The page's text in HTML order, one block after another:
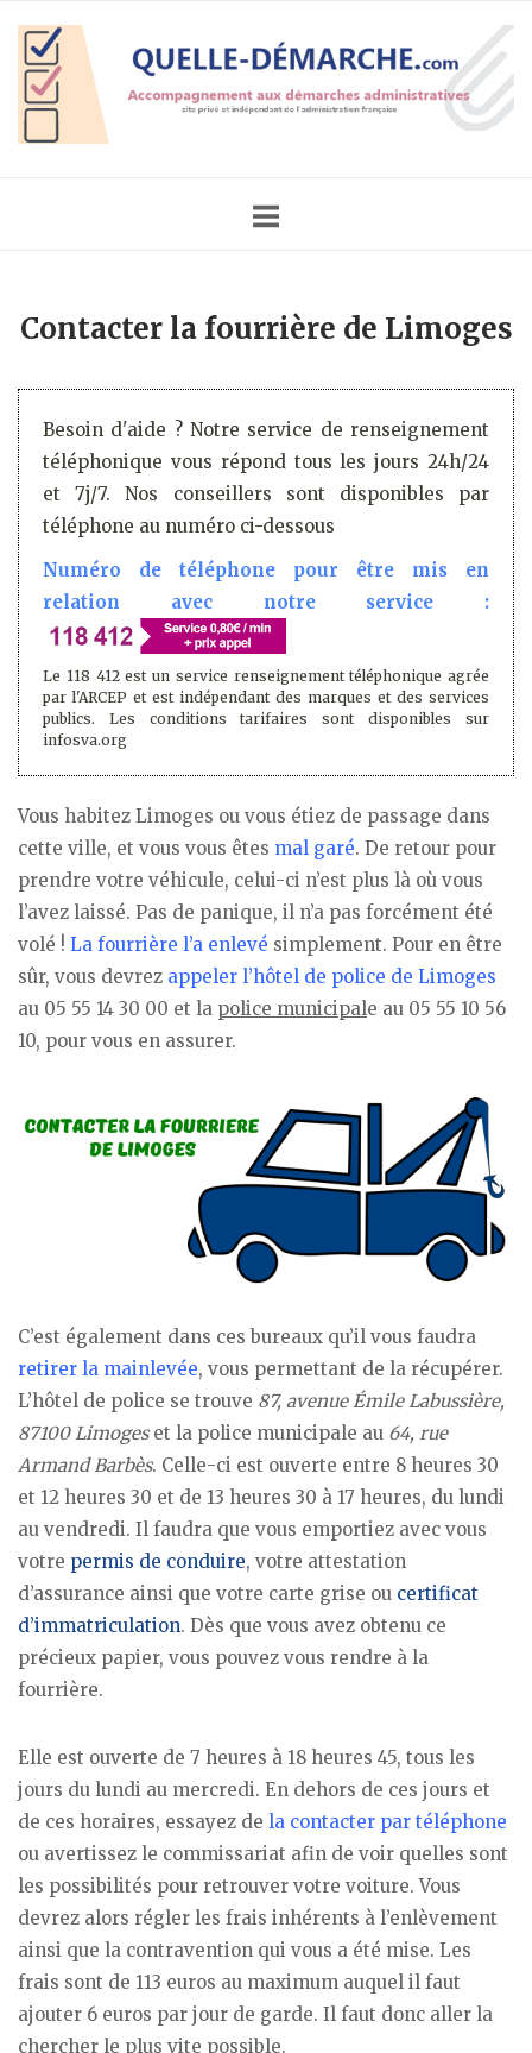
content
Home
Contacter la fourrière de Limoges
Besoin d'aide ? Notre service de renseignement
téléphonique vous répond tous les jours 24h/24
et 7j/7. Nos conseillers sont disponibles par
téléphone au numéro ci-dessous
Numéro de téléphone pour être mis en
relation avec notre service :
Le 118 412 est un service renseignement téléphonique agrée
par l'ARCEP et est indépendant des marques et des services
publics. Les conditions tarifaires sont disponibles sur
infosva.org
Vous habitez Limoges ou vous étiez de passage dans
cette ville, et vous vous êtes mal garé. De retour pour
prendre votre véhicule, celui-ci n’est plus là où vous
l’avez laissé. Pas de panique, il n’a pas forcément été
volé ! La fourrière l’a enlevé simplement. Pour en être
sûr, vous devrez appeler l’hôtel de police de Limoges
au 05 55 14 30 00 et la police municipale au 05 55 10 56
10, pour vous en assurer.
C’est également dans ces bureaux qu’il vous faudra
retirer la mainlevée, vous permettant de la récupérer.
L’hôtel de police se trouve 87, avenue Émile Labussière,
87100 Limogeset la police municipale au 64, rue
Armand Barbès. Celle-ci est ouverte entre 8 heures 30
et 12 heures 30 et de 13 heures 30 à 17 heures, du lundi
au vendredi. Il faudra que vous emportiez avec vous
votre permis de conduire, votre attestation
d’assurance ainsi que votre carte grise ou certificat
d’immatriculation. Dès que vous avez obtenu ce
précieux papier, vous pouvez vous rendre à la
fourrière.
Elle est ouverte de 7 heures à 18 heures 45, tous les
jours du lundi au mercredi. En dehors de ces jours et
de ces horaires, essayez de la contacter par téléphone
ou avertissez le commissariat afin de voir quelles sont
les possibilités pour retrouver votre voiture. Vous
devrez alors régler les frais inhérents à l’enlèvement
ainsi que la contravention qui vous a été mise. Les
frais sont de 113 euros au maximum auquel il faut
ajouter 6 euros par jour de garde. Il faut donc aller la
chercher le plus vite possible.